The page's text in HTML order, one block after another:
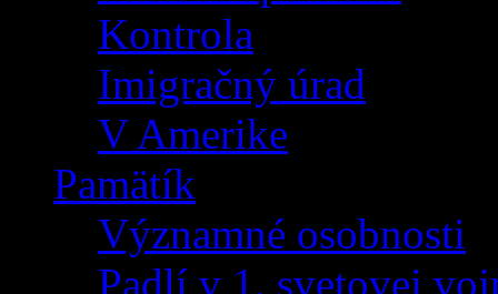
Kontrola
Imigračný úrad
V Amerike
Pamätík
Významné osobnosti
Padlí v 1. svetovej